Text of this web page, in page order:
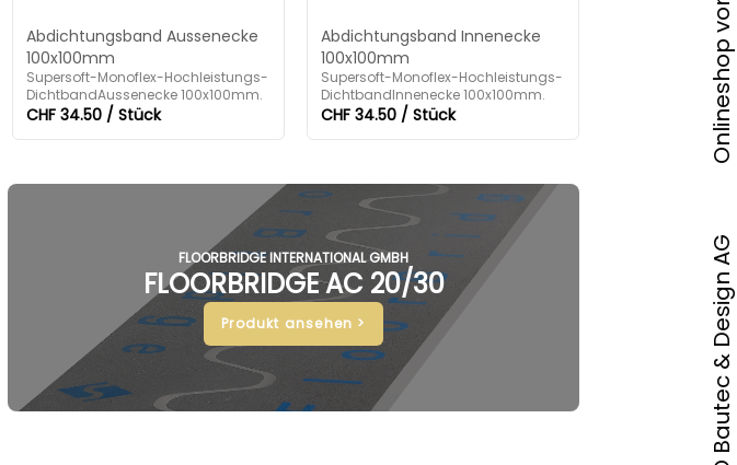
Abdichtungsband Aussenecke
100x100mm
Supersoft-Monoflex-Hochleistungs-
DichtbandAussenecke 100x100mm.
CHF 34.50 / Stück
Abdichtungsband Innenecke
100x100mm
Supersoft-Monoflex-Hochleistungs-
DichtbandInnenecke 100x100mm.
CHF 34.50 / Stück
FLOORBRIDGE INTERNATIONAL GMBH
FLOORBRIDGE AC 20/30
Produkt ansehen >